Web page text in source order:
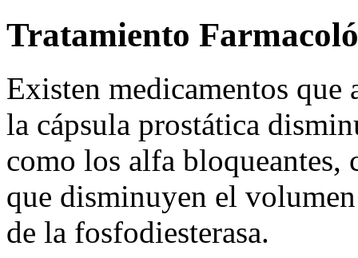
Tratamiento
Existen medicamentos
la cápsula prostática
como los alfa bloqueantes,
que disminuyen el
de la fosfodiesterasa.